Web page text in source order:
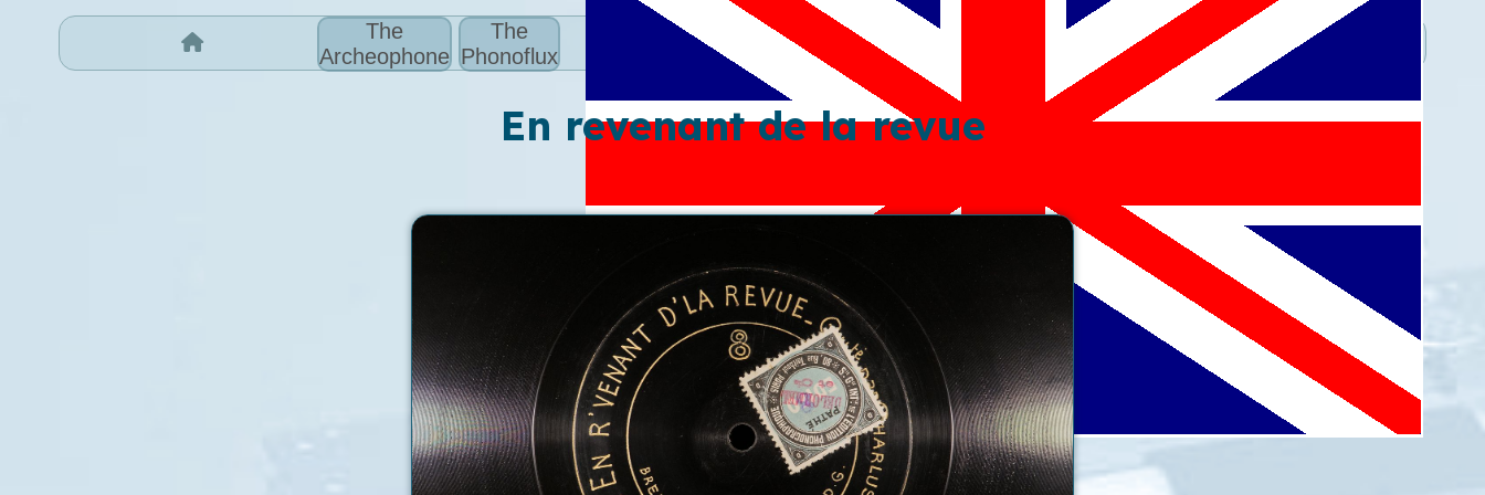
The
Archeophone
The
Phonoflux
En revenant de la revue